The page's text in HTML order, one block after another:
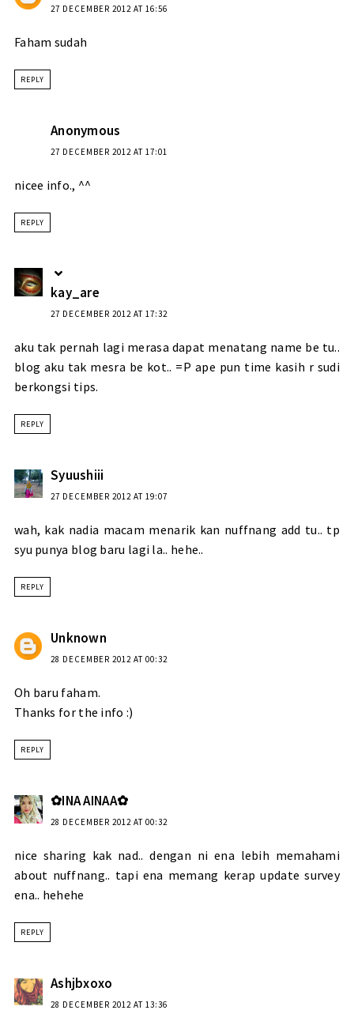
27 DECEMBER 2012 AT 16:56
Faham sudah
REPLY
Anonymous
27 DECEMBER 2012 AT 17:01
nicee info., ^^
REPLY
kay_are
27 DECEMBER 2012 AT 17:32
aku tak pernah lagi merasa dapat menatang name be tu..
blog aku tak mesra be kot.. =P ape pun time kasih r sudi
berkongsi tips.
REPLY
Syuushiii
27 DECEMBER 2012 AT 19:07
wah, kak nadia macam menarik kan nuffnang add tu.. tp
syu punya blog baru lagi la.. hehe..
REPLY
Unknown
28 DECEMBER 2012 AT 00:32
Oh baru faham.
Thanks for the info :)
REPLY
✿INA AINAA✿
28 DECEMBER 2012 AT 00:32
nice sharing kak nad.. dengan ni ena lebih memahami
about nuffnang.. tapi ena memang kerap update survey
ena.. hehehe
REPLY
Ashjbxoxo
28 DECEMBER 2012 AT 13:36